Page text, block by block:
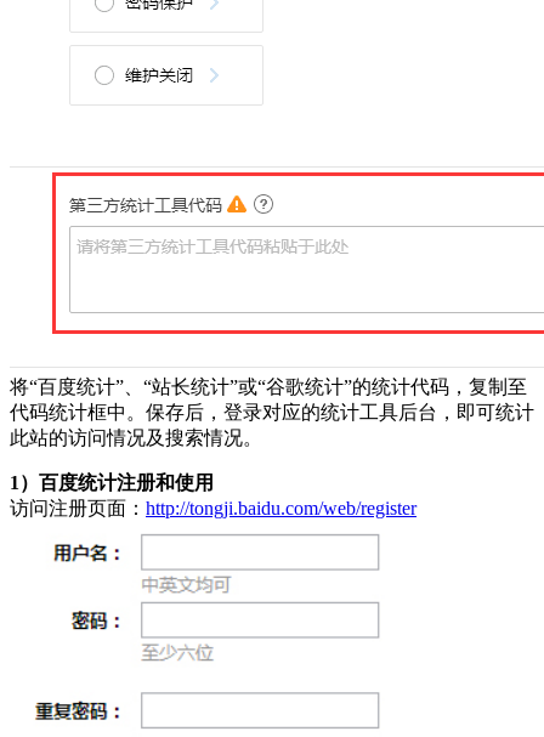
将“百度统计”、“站长统计”或“谷歌统计”的统计代码，复制至
代码统计框中。保存后，登录对应的统计工具后台，即可统计
此站的访问情况及搜索情况。
1）百度统计注册和使用
访问注册页面： http://tongji.baidu.com/web/register